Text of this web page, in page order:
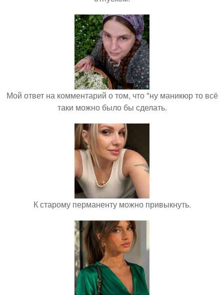
Мой ответ на комментарий о том, что "ну маникюр то всё
таки можно было бы сделать.
К старому перманенту можно привыкнуть.